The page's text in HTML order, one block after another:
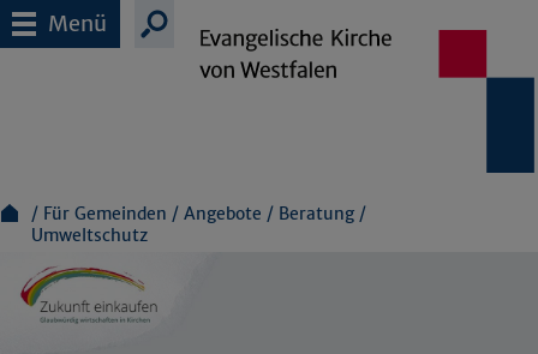
Menü
Für Gemeinden Angebote
Beratung
Umweltschutz